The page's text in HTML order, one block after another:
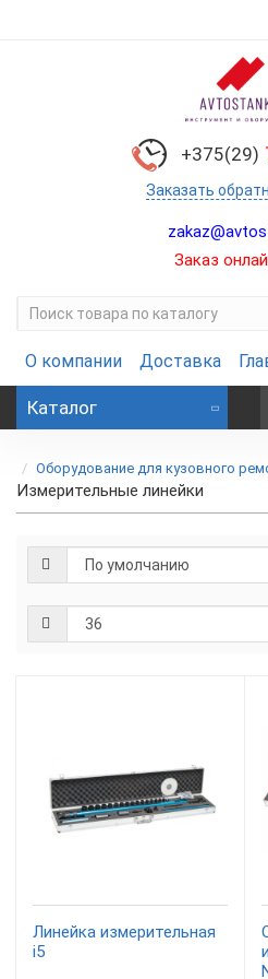
+375(29)
Заказать
Заказ
О компании Доставка
Каталог
Оборудование для кузовного
Измерительные линейки
Линейка измерительная
i5